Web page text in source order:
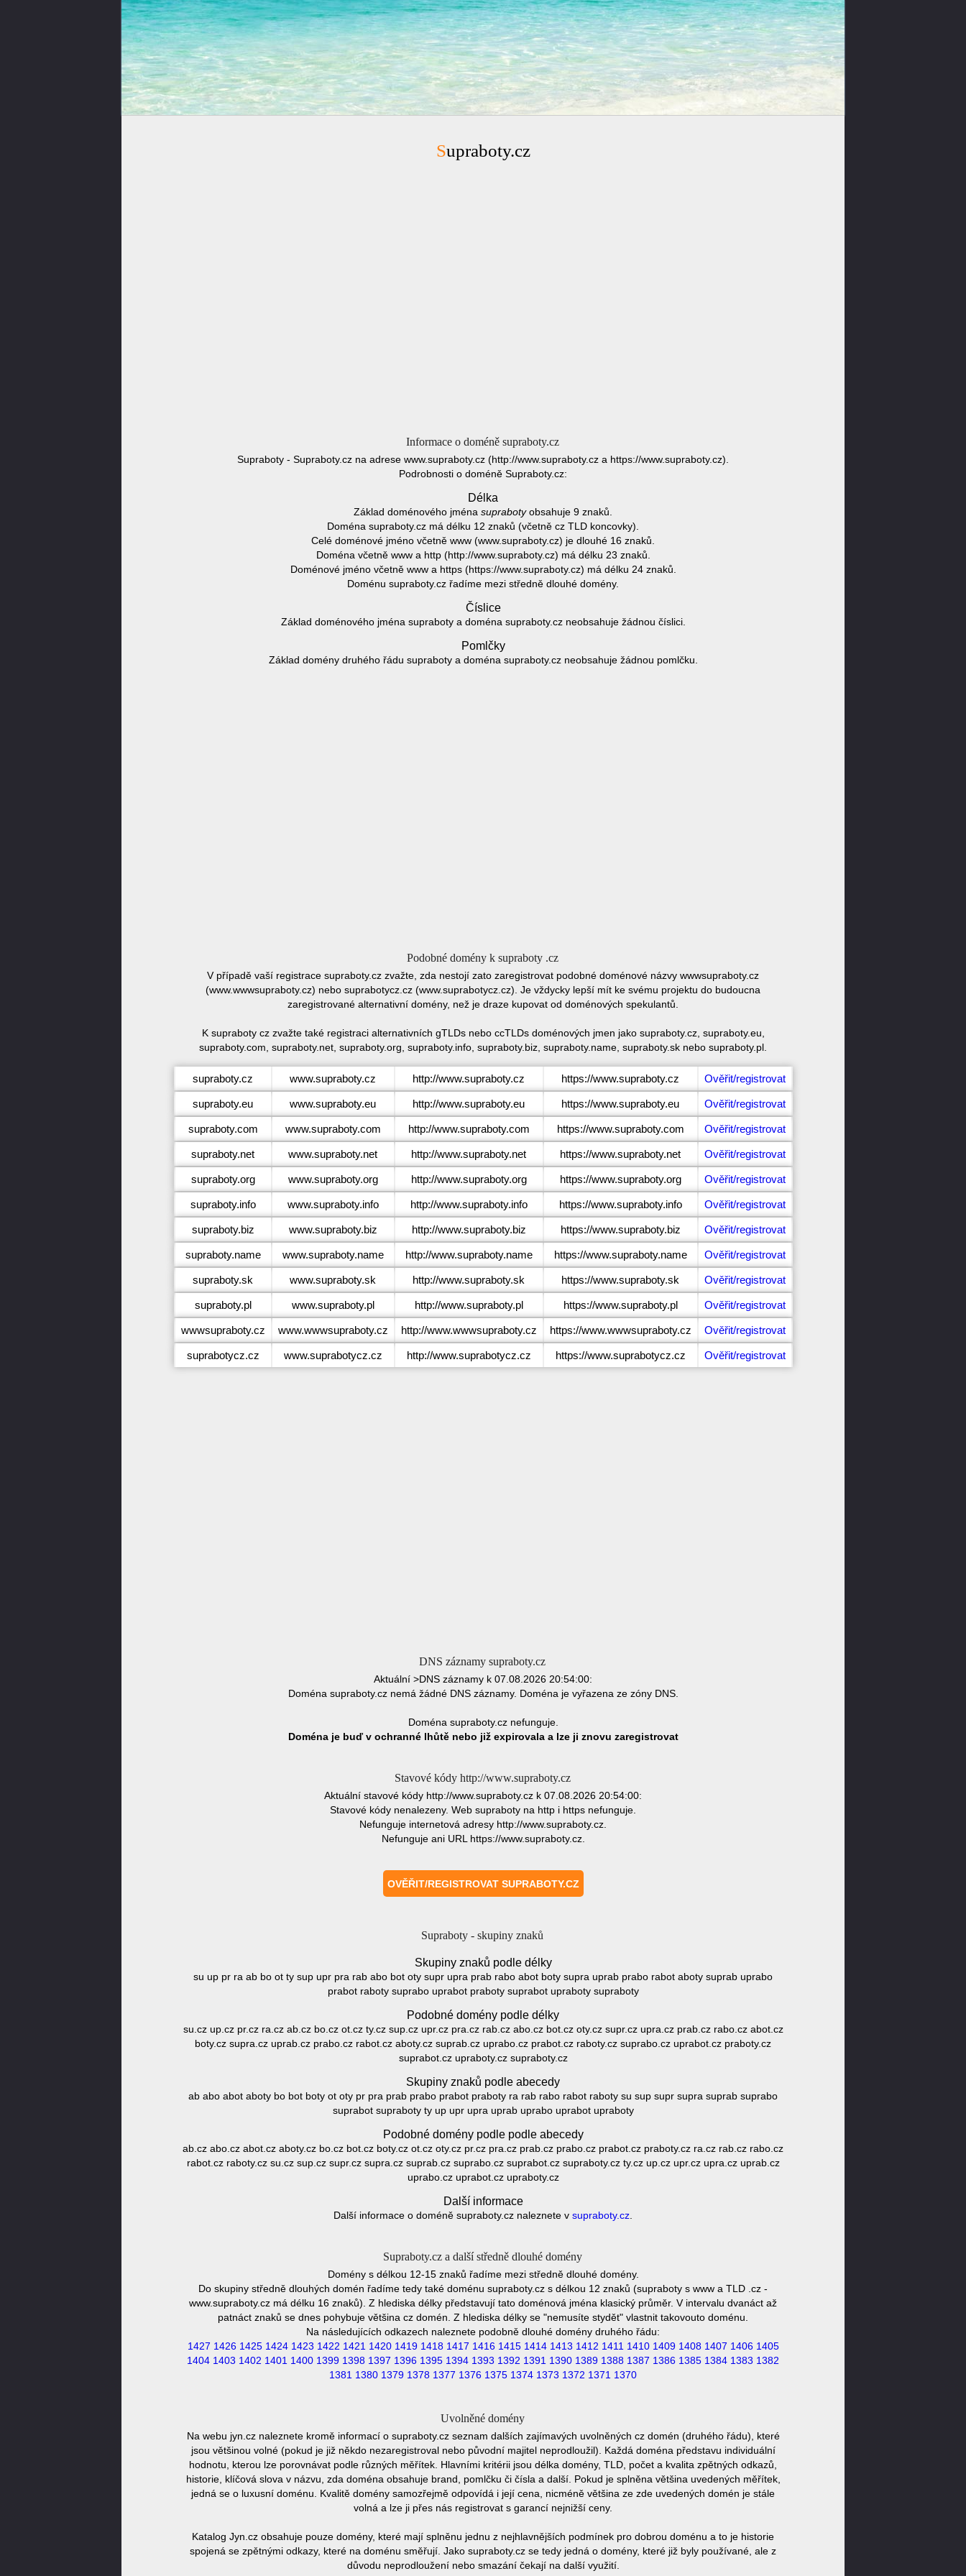
Supraboty.cz
Informace o doméně supraboty.cz
Supraboty - Supraboty.cz na adrese www.supraboty.cz (http://www.supraboty.cz a https://www.supraboty.cz).
Podrobnosti o doméně Supraboty.cz:
Délka
Základ doménového jména suprabotyobsahuje 9 znaků.
Doména supraboty.cz má délku 12 znaků (včetně cz TLD koncovky).
Celé doménové jméno včetně www (www.supraboty.cz) je dlouhé 16 znaků.
Doména včetně www a http (http://www.supraboty.cz) má délku 23 znaků.
Doménové jméno včetně www a https (https://www.supraboty.cz) má délku 24 znaků.
Doménu supraboty.cz řadíme mezi středně dlouhé domény.
Číslice
Základ doménového jména supraboty a doména supraboty.cz neobsahuje žádnou číslici.
Pomlčky
Základ domény druhého řádu supraboty a doména supraboty.cz neobsahuje žádnou pomlčku.
Podobné domény k supraboty .cz
V případě vaší registrace supraboty.cz zvažte, zda nestojí zato zaregistrovat podobné doménové názvy wwwsupraboty.cz
(www.wwwsupraboty.cz) nebo suprabotycz.cz (www.suprabotycz.cz). Je vždycky lepší mít ke svému projektu do budoucna
zaregistrované alternativní domény, než je draze kupovat od doménových spekulantů.
K supraboty cz zvažte také registraci alternativních gTLDs nebo ccTLDs doménových jmen jako supraboty.cz, supraboty.eu,
supraboty.com, supraboty.net, supraboty.org, supraboty.info, supraboty.biz, supraboty.name, supraboty.sk nebo supraboty.pl.
supraboty.cz www.supraboty.cz http://www.supraboty.cz https://www.supraboty.cz Ověřit/registrovat
supraboty.eu www.supraboty.eu http://www.supraboty.eu https://www.supraboty.eu Ověřit/registrovat
supraboty.com www.supraboty.com http://www.supraboty.com https://www.supraboty.com Ověřit/registrovat
supraboty.net www.supraboty.net http://www.supraboty.net https://www.supraboty.net Ověřit/registrovat
supraboty.org www.supraboty.org http://www.supraboty.org https://www.supraboty.org Ověřit/registrovat
supraboty.info www.supraboty.info http://www.supraboty.info https://www.supraboty.info Ověřit/registrovat
supraboty.biz www.supraboty.biz http://www.supraboty.biz https://www.supraboty.biz Ověřit/registrovat
supraboty.name www.supraboty.name http://www.supraboty.name https://www.supraboty.name Ověřit/registrovat
supraboty.sk www.supraboty.sk http://www.supraboty.sk https://www.supraboty.sk Ověřit/registrovat
supraboty.pl www.supraboty.pl http://www.supraboty.pl https://www.supraboty.pl Ověřit/registrovat
wwwsupraboty.cz www.wwwsupraboty.cz http://www.wwwsupraboty.cz https://www.wwwsupraboty.cz Ověřit/registrovat
suprabotycz.cz www.suprabotycz.cz http://www.suprabotycz.cz https://www.suprabotycz.cz Ověřit/registrovat
DNS záznamy supraboty.cz
Aktuální >DNS záznamy k 07.08.2026 20:54:00:
Doména supraboty.cz nemá žádné DNS záznamy. Doména je vyřazena ze zóny DNS.
Doména supraboty.cz nefunguje.
Doména je buď v ochranné lhůtě nebo již expirovala a lze ji znovu zaregistrovat
Stavové kódy http://www.supraboty.cz
Aktuální stavové kódy http://www.supraboty.cz k 07.08.2026 20:54:00:
Stavové kódy nenalezeny. Web supraboty na http i https nefunguje.
Nefunguje internetová adresy http://www.supraboty.cz.
Nefunguje ani URL https://www.supraboty.cz.
Supraboty - skupiny znaků
Skupiny znaků podle délky
su up pr ra ab bo ot ty sup upr pra rab abo bot oty supr upra prab rabo abot boty supra uprab prabo rabot aboty suprab uprabo
prabot raboty suprabo uprabot praboty suprabot upraboty supraboty
Podobné domény podle délky
su.cz up.cz pr.cz ra.cz ab.cz bo.cz ot.cz ty.cz sup.cz upr.cz pra.cz rab.cz abo.cz bot.cz oty.cz supr.cz upra.cz prab.cz rabo.cz abot.cz
boty.cz supra.cz uprab.cz prabo.cz rabot.cz aboty.cz suprab.cz uprabo.cz prabot.cz raboty.cz suprabo.cz uprabot.cz praboty.cz
suprabot.cz upraboty.cz supraboty.cz
Skupiny znaků podle abecedy
ab abo abot aboty bo bot boty ot oty pr pra prab prabo prabot praboty ra rab rabo rabot raboty su sup supr supra suprab suprabo
suprabot supraboty ty up upr upra uprab uprabo uprabot upraboty
Podobné domény podle podle abecedy
ab.cz abo.cz abot.cz aboty.cz bo.cz bot.cz boty.cz ot.cz oty.cz pr.cz pra.cz prab.cz prabo.cz prabot.cz praboty.cz ra.cz rab.cz rabo.cz
rabot.cz raboty.cz su.cz sup.cz supr.cz supra.cz suprab.cz suprabo.cz suprabot.cz supraboty.cz ty.cz up.cz upr.cz upra.cz uprab.cz
uprabo.cz uprabot.cz upraboty.cz
Další informace
Další informace o doméně supraboty.cz naleznete v supraboty.cz
Supraboty.cz a další středně dlouhé domény
Domény s délkou 12-15 znaků řadíme mezi středně dlouhé domény.
Do skupiny středně dlouhých domén řadíme tedy také doménu supraboty.cz s délkou 12 znaků (supraboty s www a TLD .cz -
www.supraboty.cz má délku 16 znaků). Z hlediska délky představují tato doménová jména klasický průměr. V intervalu dvanáct až
patnáct znaků se dnes pohybuje většina cz domén. Z hlediska délky se "nemusíte stydět" vlastnit takovouto doménu.
Na následujících odkazech naleznete podobně dlouhé domény druhého řádu:
1427 1426 1425 1424 1423 1422 1421 1420 1419 1418 1417 1416 1415 1414 1413 1412 1411 1410 1409 1408 1407 1406 1405
1404 1403 1402 1401 1400 1399 1398 1397 1396 1395 1394 1393 1392 1391 1390 1389 1388 1387 1386 1385 1384 1383 1382
1381 1380 1379 1378 1377 1376 1375 1374 1373 1372 1371 1370
Uvolněné domény
Na webu jyn.cz naleznete kromě informací o supraboty.cz seznam dalších zajímavých uvolněných cz domén (druhého řádu), které
jsou většinou volné (pokud je již někdo nezaregistroval nebo původní majitel neprodloužil). Každá doména představu individuální
hodnotu, kterou lze porovnávat podle různých měřítek. Hlavními kritérii jsou délka domény, TLD, počet a kvalita zpětných odkazů,
historie, klíčová slova v názvu, zda doména obsahuje brand, pomlčku či čísla a další. Pokud je splněna většina uvedených měřítek,
jedná se o luxusní doménu. Kvalitě domény samozřejmě odpovídá i její cena, nicméně většina ze zde uvedených domén je stále
volná a lze ji přes nás registrovat s garancí nejnižší ceny.
Katalog Jyn.cz obsahuje pouze domény, které mají splněnu jednu z nejhlavnějších podmínek pro dobrou doménu a to je historie
spojená se zpětnými odkazy, které na doménu směřují. Jako supraboty.cz se tedy jedná o domény, které již byly používané, ale z
důvodu neprodloužení nebo smazání čekají na další využití.